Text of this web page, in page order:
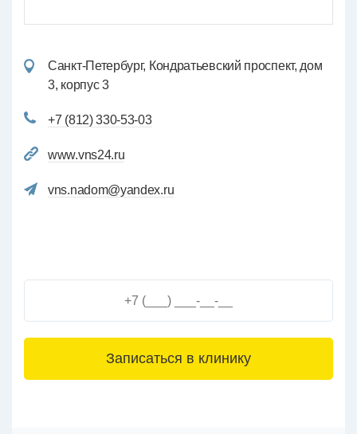
Санкт-Петербург, Кондратьевский проспект, дом
3, корпус 3
+7 (812) 330-53-03
www.vns24.ru
vns.nadom@yandex.ru
3+6=